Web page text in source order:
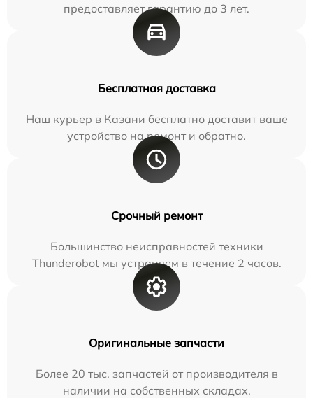
предоставляет гарантию до 3 лет.
Бесплатная доставка
Наш курьер в Казани бесплатно доставит ваше
устройство на ремонт и обратно.
Срочный ремонт
Большинство неисправностей техники
Thunderobot мы устраняем в течение 2 часов.
Оригинальные запчасти
Более 20 тыс. запчастей от производителя в
наличии на собственных складах.